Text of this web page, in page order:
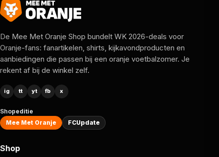
De Mee Met Oranje Shop bundelt WK 2026-deals voor
Oranje-fans: fanartikelen, shirts, kijkavondproducten en
aanbiedingen die passen bij een oranje voetbalzomer. Je
rekent af bij de winkel zelf.
ig tt yt fb x
Shopeditie
Mee Met Oranje
FCUpdate
Shop